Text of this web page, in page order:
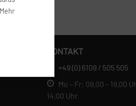
KONTAKT
+49 (0) 6109 / 505 505
Mo – Fr: 09.00 – 19.00
14.00 Uhr